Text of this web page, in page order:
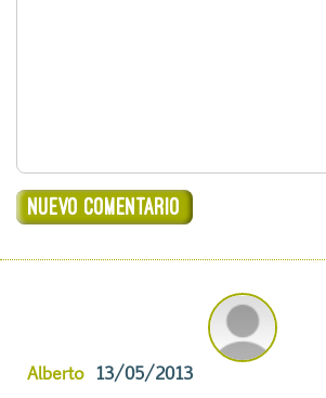
Alberto 13/05/2013